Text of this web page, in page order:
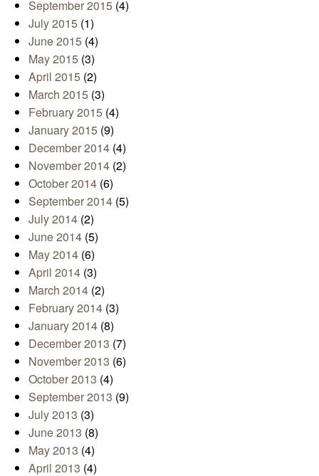
September 2015 (4)
July 2015 (1)
June 2015 (4)
May 2015 (3)
April 2015 (2)
March 2015 (3)
February 2015 (4)
January 2015 (9)
December 2014 (4)
November 2014 (2)
October 2014 (6)
September 2014 (5)
July 2014 (2)
June 2014 (5)
May 2014 (6)
April 2014 (3)
March 2014 (2)
February 2014 (3)
January 2014 (8)
December 2013 (7)
November 2013 (6)
October 2013 (4)
September 2013 (9)
July 2013 (3)
June 2013 (8)
May 2013 (4)
April 2013 (4)